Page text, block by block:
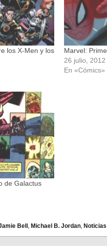
los X-Men y los
Marvel:
26 julio, 2012
En «Cómics»
de Galactus
Bell Michael B. Jordan Noticias